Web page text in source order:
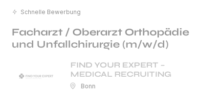
Schnelle Bewerbung
Facharzt / Oberarzt Orthopädie
und Unfallchirurgie (m/w/d)
FIND YOUR EXPERT –
MEDICAL RECRUITING
Bonn